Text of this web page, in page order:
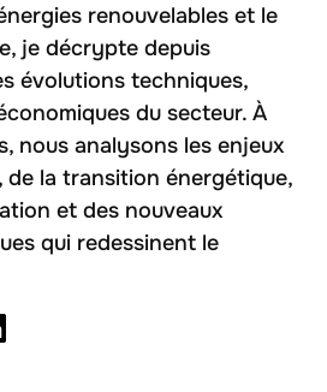
renouvelables et le
je décrypte depuis
évolutions techniques,
du secteur. À
nous analysons les enjeux
la transition énergétique,
et des nouveaux
qui redessinent le